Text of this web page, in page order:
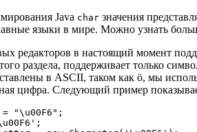
Java char значения
языки в мире. Можно узнать
редакторов в настоящий момент
раздела, поддерживает только
в ASCII, таком как ö, мы
цифра. Следующий пример
"\u00F6";